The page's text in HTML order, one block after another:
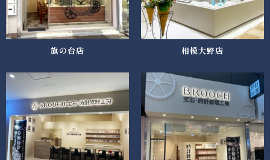
旗の台店 相模大野店